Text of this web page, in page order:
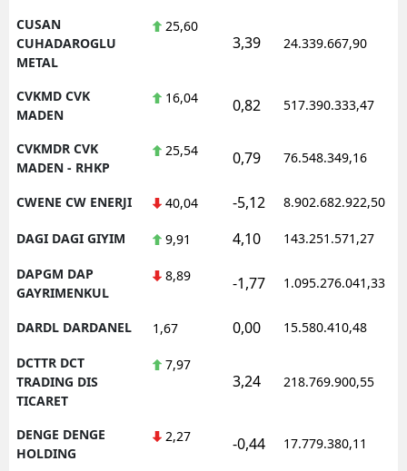
CUSAN
CUHADAROGLU
METAL
25,60
3,39 24.339.667,90
CVKMD CVK
MADEN
16,04 0,82 517.390.333,47
CVKMDR CVK
MADEN - RHKP
25,54 0,79 76.548.349,16
CWENE CW ENERJI 40,04 -5,12 8.902.682.922,50
DAGI DAGI GIYIM 9,91 4,10 143.251.571,27
DAPGM DAP
GAYRIMENKUL
8,89 -1,77 1.095.276.041,33
DARDL DARDANEL 1,67 0,00 15.580.410,48
DCTTR DCT
TRADING DIS
TICARET
7,97
3,24 218.769.900,55
DENGE DENGE
HOLDING
2,27 -0,44 17.779.380,11